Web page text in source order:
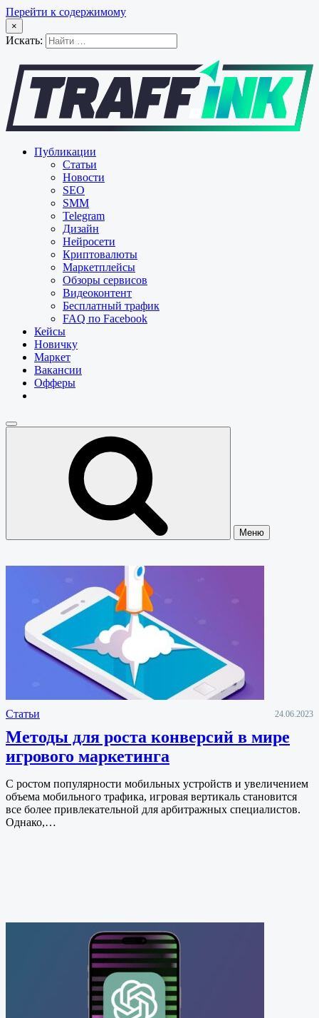
Перейти к содержимому
×
Искать:
Публикации
Статьи
Новости
SEO
SMM
Telegram
Дизайн
Нейросети
Криптовалюты
Маркетплейсы
Обзоры сервисов
Видеоконтент
Бесплатный трафик
FAQ по Facebook
Кейсы
Новичку
Маркет
Вакансии
Офферы
Меню
Статьи 24.06.2023
Методы для роста конверсий в мире
игрового маркетинга
С ростом популярности мобильных устройств и увеличением
объема мобильного трафика, игровая вертикаль становится
все более привлекательной для арбитражных специалистов.
Однако,…